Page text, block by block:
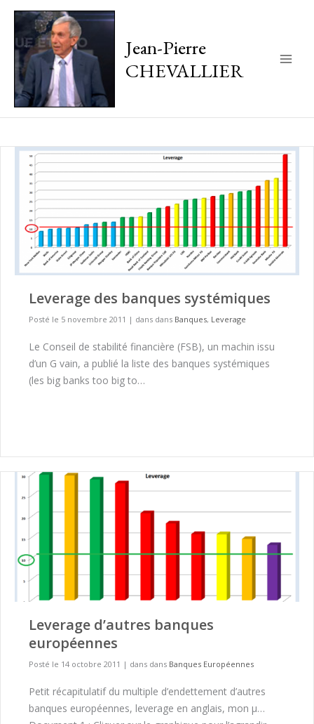
Jean-Pierre
CHEVALLIER
Leverage des banques systémiques
Posté le 5 novembre 2011 | dans dans Banques, Leverage
Le Conseil de stabilité financière (FSB), un machin issu
d’un G vain, a publié la liste des banques systémiques
(les big banks too big to…
Leverage d’autres banques
européennes
Posté le 14 octobre 2011 | dans dans Banques Européennes
Petit récapitulatif du multiple d’endettement d’autres
banques européennes, leverage en anglais, mon µ…